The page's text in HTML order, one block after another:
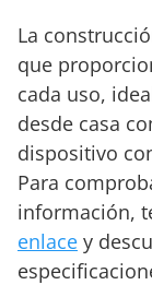
La
que
cada uso,
desde casa
dispositivo
Para
información,
enlace y